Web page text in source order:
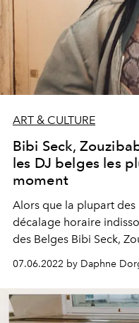
ART & CULTURE
Bibi Seck,
les DJ belges les
moment
Alors que la plupart des
décalage horaire
des Belges Bibi Seck,
inépuisable. Non
plus populaires du
et sont à l’initiative
féministe. Cet été, elles
07.06.2022 by Daphne